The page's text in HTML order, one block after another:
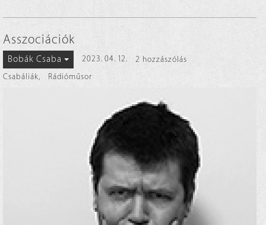
Asszociációk
Bobák Csaba 2023. 04. 12.
2 hozzászólás
Csabáliák, Rádióműsor